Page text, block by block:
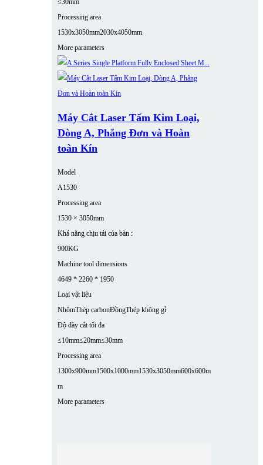
Processing area
1530x3050mm2030x4050mm
More parameters
Máy Cắt Laser Tấm Kim Loại,
Dòng A, Phẳng Đơn và Hoàn
toàn Kín
Model
A1530
Processing area
1530 × 3050mm
Khả năng chịu tải của bàn :
900KG
Machine tool dimensions
4649 * 2260 * 1950
Loại vật liệu
NhômThép carbonĐồngThép không gỉ
Độ dày cắt tối đa
≤10mm≤20mm≤30mm
Processing area
1300x900mm1500x1000mm1530x3050mm600x600m
m
More parameters